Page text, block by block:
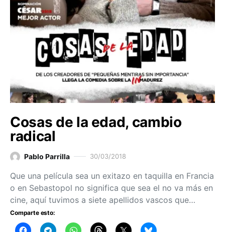
Cosas de la edad, cambio
radical
Pablo Parrilla 30/03/2018
Que una película sea un exitazo en taquilla en Francia
o en Sebastopol no significa que sea el no va más en
cine, aquí tuvimos a siete apellidos vascos que…
Comparte esto: